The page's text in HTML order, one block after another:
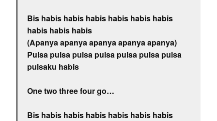
Bis habis habis habis habis habis habis
habis habis habis
(Apanya apanya apanya apanya apanya)
Pulsa pulsa pulsa pulsa pulsa pulsa pulsa
pulsaku habis
One two three four go…
Bis habis habis habis habis habis habis